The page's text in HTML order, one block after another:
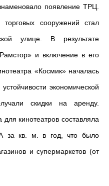
появление ТРЦ.
сооружений стал
улице. В результате
и включение в его
«Космик» началась
экономической
скидки на аренду.
кинотеатров составляла
за кв. м. в год, что было
и супермаркетов (от